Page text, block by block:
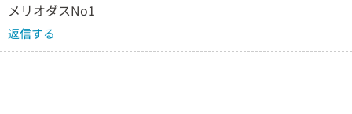
メリオダスNo1
返信する